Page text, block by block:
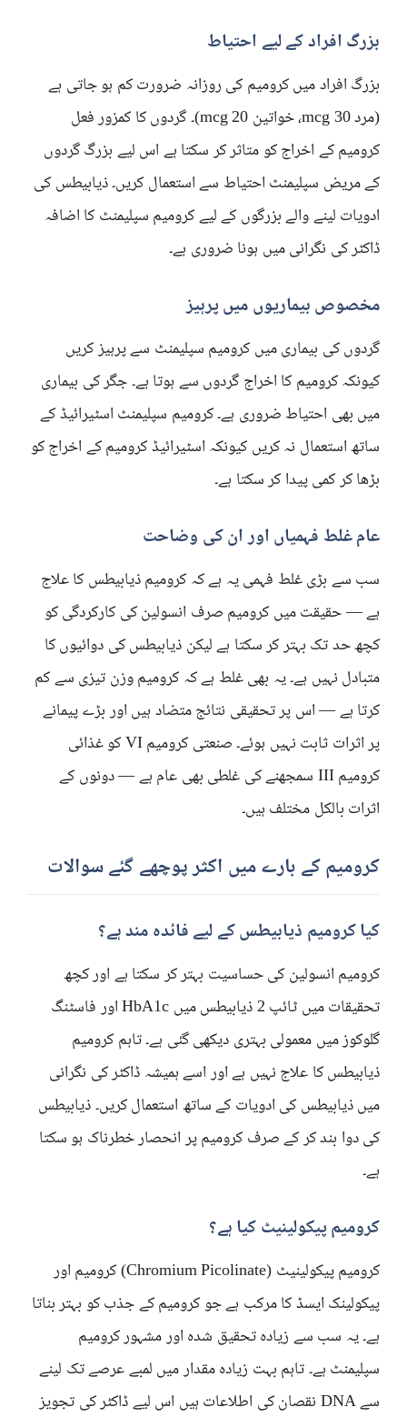
بزرگ افراد کے لیے احتیاط
بزرگ افراد میں کرومیم کی روزانہ ضرورت کم ہو جاتی ہے
(مرد 30 mcg، خواتین 20 mcg)۔ گردوں کا کمزور فعل
کرومیم کے اخراج کو متاثر کر سکتا ہے اس لیے بزرگ گردوں
کے مریض سپلیمنٹ احتیاط سے استعمال کریں۔ ذیابیطس کی
ادویات لینے والے بزرگوں کے لیے کرومیم سپلیمنٹ کا اضافہ
ڈاکٹر کی نگرانی میں ہونا ضروری ہے۔
مخصوص بیماریوں میں پرہیز
گردوں کی بیماری میں کرومیم سپلیمنٹ سے پرہیز کریں
کیونکہ کرومیم کا اخراج گردوں سے ہوتا ہے۔ جگر کی بیماری
میں بھی احتیاط ضروری ہے۔ کرومیم سپلیمنٹ اسٹیرائیڈ کے
ساتھ استعمال نہ کریں کیونکہ اسٹیرائیڈ کرومیم کے اخراج کو
بڑھا کر کمی پیدا کر سکتا ہے۔
عام غلط فہمیاں اور ان کی وضاحت
سب سے بڑی غلط فہمی یہ ہے کہ کرومیم ذیابیطس کا علاج
ہے — حقیقت میں کرومیم صرف انسولین کی کارکردگی کو
کچھ حد تک بہتر کر سکتا ہے لیکن ذیابیطس کی دوائیوں کا
متبادل نہیں ہے۔ یہ بھی غلط ہے کہ کرومیم وزن تیزی سے کم
کرتا ہے — اس پر تحقیقی نتائج متضاد ہیں اور بڑے پیمانے
پر اثرات ثابت نہیں ہوئے۔ صنعتی کرومیم VI کو غذائی
کرومیم III سمجھنے کی غلطی بھی عام ہے — دونوں کے
اثرات بالکل مختلف ہیں۔
کرومیم کے بارے میں اکثر پوچھے گئے سوالات
کیا کرومیم ذیابیطس کے لیے فائدہ مند ہے؟
کرومیم انسولین کی حساسیت بہتر کر سکتا ہے اور کچھ
تحقیقات میں ٹائپ 2 ذیابیطس میں HbA1c اور فاسٹنگ
گلوکوز میں معمولی بہتری دیکھی گئی ہے۔ تاہم کرومیم
ذیابیطس کا علاج نہیں ہے اور اسے ہمیشہ ڈاکٹر کی نگرانی
میں ذیابیطس کی ادویات کے ساتھ استعمال کریں۔ ذیابیطس
کی دوا بند کر کے صرف کرومیم پر انحصار خطرناک ہو سکتا
ہے۔
کرومیم پیکولینیٹ کیا ہے؟
کرومیم پیکولینیٹ (Chromium Picolinate) کرومیم اور
پیکولینک ایسڈ کا مرکب ہے جو کرومیم کے جذب کو بہتر بناتا
ہے۔ یہ سب سے زیادہ تحقیق شدہ اور مشہور کرومیم
سپلیمنٹ ہے۔ تاہم بہت زیادہ مقدار میں لمبے عرصے تک لینے
سے DNA نقصان کی اطلاعات ہیں اس لیے ڈاکٹر کی تجویز